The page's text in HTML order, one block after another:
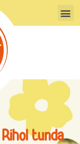
tunda